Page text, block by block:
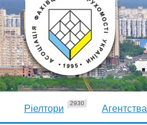
Ріелтори
2930
Агентства